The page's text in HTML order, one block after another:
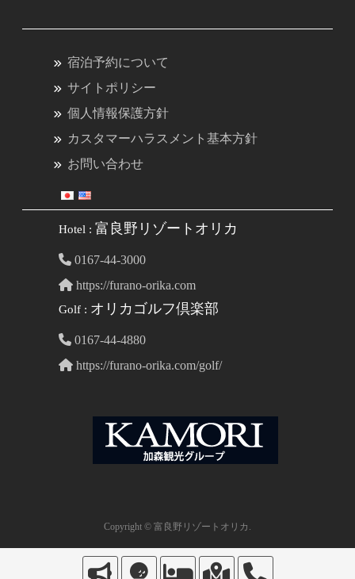
宿泊予約について
サイトポリシー
個人情報保護方針
カスタマーハラスメント基本方針
お問い合わせ
Hotel :富良野リゾートオリカ
0167-44-3000
https://furano-orika.com
Golf : オリカゴルフ倶楽部
0167-44-4880
https://furano-orika.com/golf/
Copyright © 富良野リゾートオリカ.